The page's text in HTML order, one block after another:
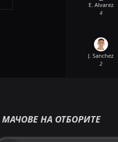
J. Sanchez
2
E. Alvarez
4
МАЧОВЕ НА ОТБОРИТЕ